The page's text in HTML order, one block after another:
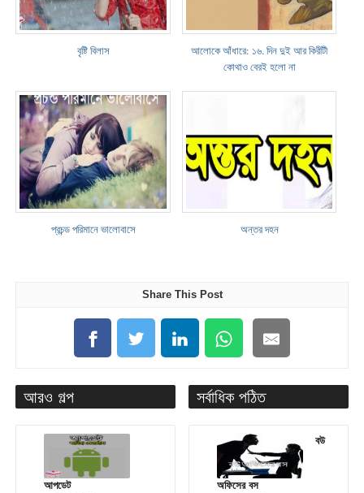
বৃষ্টি বিলাস
আলোকে আঁধারে: ১৬. দিন দুই আর কিরীটী
কোথাও বেরই হলো না
প্রচন্ড পরিমানে ভালোবাসে অন্তর দহন
Share This Post
আরও গল্প
আপডেট
সর্বাধিক পঠিত
বউ
অফিসের বস